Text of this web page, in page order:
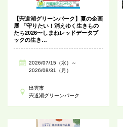
【宍道湖グリーンパーク】夏の企画
展 「守りたい！消えゆく生きもの
たち2026〜しまねレッドデータブ
ックの生き…
2026/07/15（水）～
2026/08/31（月）
出雲市
宍道湖グリーンパーク